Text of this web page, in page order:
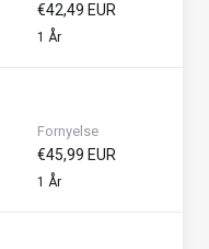
€42,49 EUR
1 År
Fornyelse
€45,99 EUR
1 År